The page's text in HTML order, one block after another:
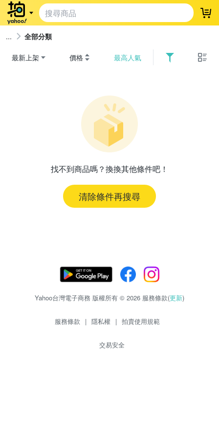
登
全部分類
最新上架 價格 最高人氣
找不到商品嗎？換換其他條件吧！
清除條件再搜尋
Yahoo台灣電子商務 版權所有 © 2026 服務條款(更新)
服務條款 | 隱私權 | 拍賣使用規範
交易安全